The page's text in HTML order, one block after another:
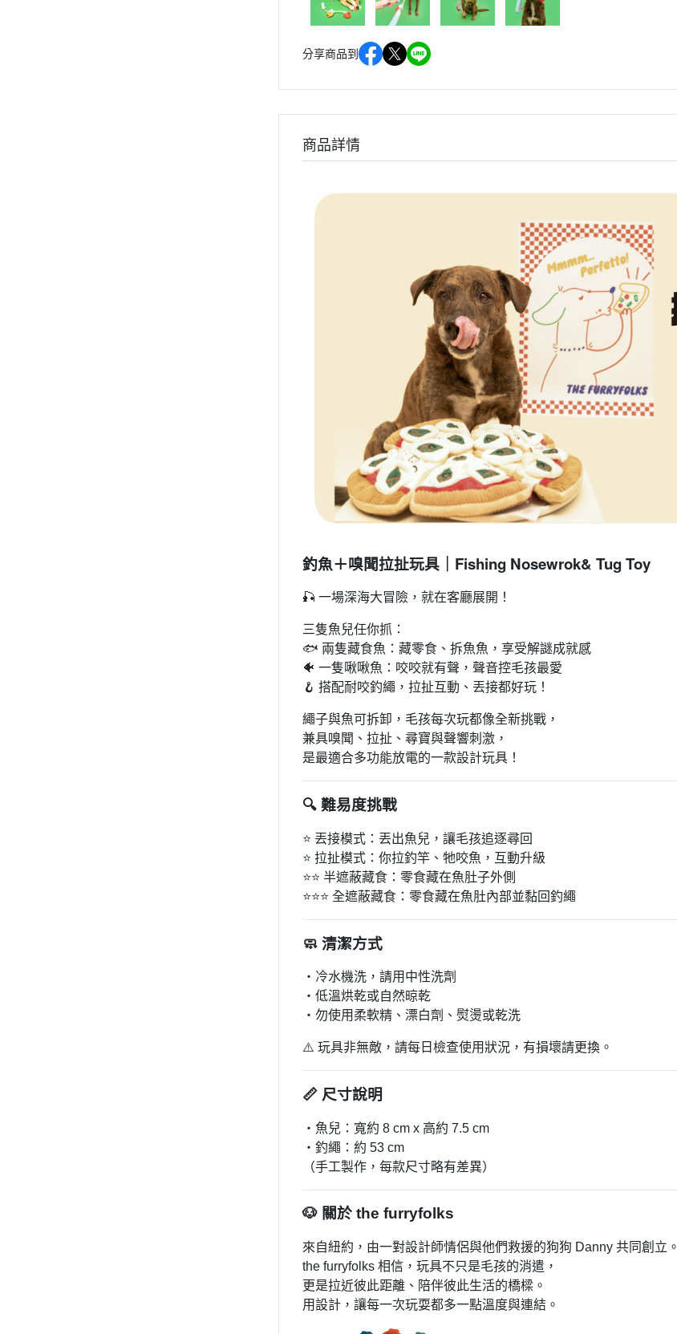
分享商品到
商品詳情
釣魚＋嗅聞拉扯玩具 ｜ Fishing Nosewrok& Tug Toy
🎣 一場深海大冒險，就在客廳展開！
三隻魚兒任你抓：
🐟 兩隻藏食魚：藏零食、拆魚魚，享受解謎成就感
🐠 一隻啾啾魚：咬咬就有聲，聲音控毛孩最愛
🪝 搭配耐咬釣繩，拉扯互動、丟接都好玩！
繩子與魚可拆卸，毛孩每次玩都像全新挑戰，
兼具嗅聞、拉扯、尋寶與聲響刺激，
是最適合多功能放電的一款設計玩具！
🔍 難易度挑戰
⭐ 丟接模式：丟出魚兒，讓毛孩追逐尋回
⭐ 拉扯模式：你拉釣竿、牠咬魚，互動升級
⭐⭐ 半遮蔽藏食：零食藏在魚肚子外側
⭐⭐⭐ 全遮蔽藏食：零食藏在魚肚內部並黏回釣繩
🧼 清潔方式
・冷水機洗，請用中性洗劑
・低溫烘乾或自然晾乾
・勿使用柔軟精、漂白劑、熨燙或乾洗
⚠️ 玩具非無敵，請每日檢查使用狀況，有損壞請更換。
📏 尺寸說明
・魚兒：寬約 8 cm x 高約 7.5 cm
・釣繩：約 53 cm
（手工製作，每款尺寸略有差異）
🐶 關於 the furryfolks
來自紐約，由一對設計師情侶與他們救援的狗狗 Danny 共同創立。
the furryfolks 相信，玩具不只是毛孩的消遣，
更是拉近彼此距離、陪伴彼此生活的橋樑。
用設計，讓每一次玩耍都多一點溫度與連結。